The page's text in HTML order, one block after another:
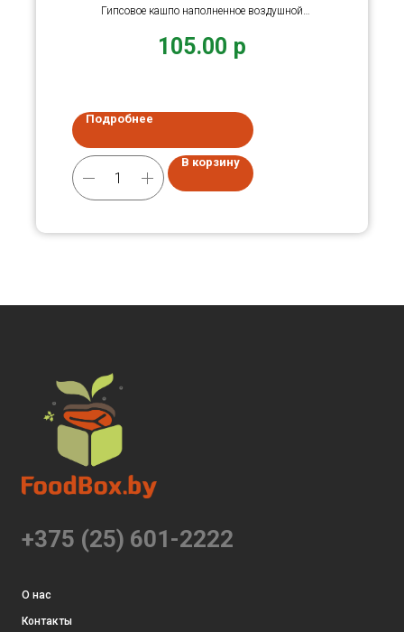
Гипсовое кашпо наполненное воздушной
105.00 р
Подробнее
В корзину
+375 (25) 601-2222
О нас
Контакты